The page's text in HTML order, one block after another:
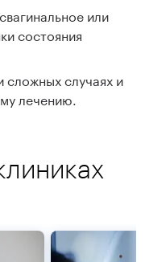
или
состояния
случаях и
лечению.